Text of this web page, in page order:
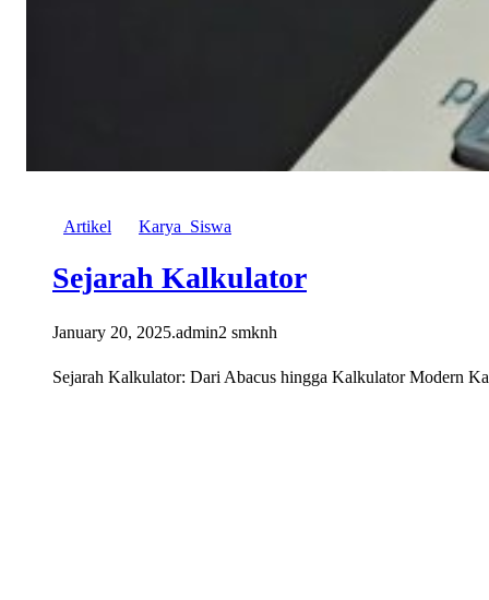
Artikel Karya_Siswa
Sejarah Kalkulator
January 20, 2025.admin2 smknh
Sejarah Kalkulator: Dari Abacus hingga Kalkulator Modern